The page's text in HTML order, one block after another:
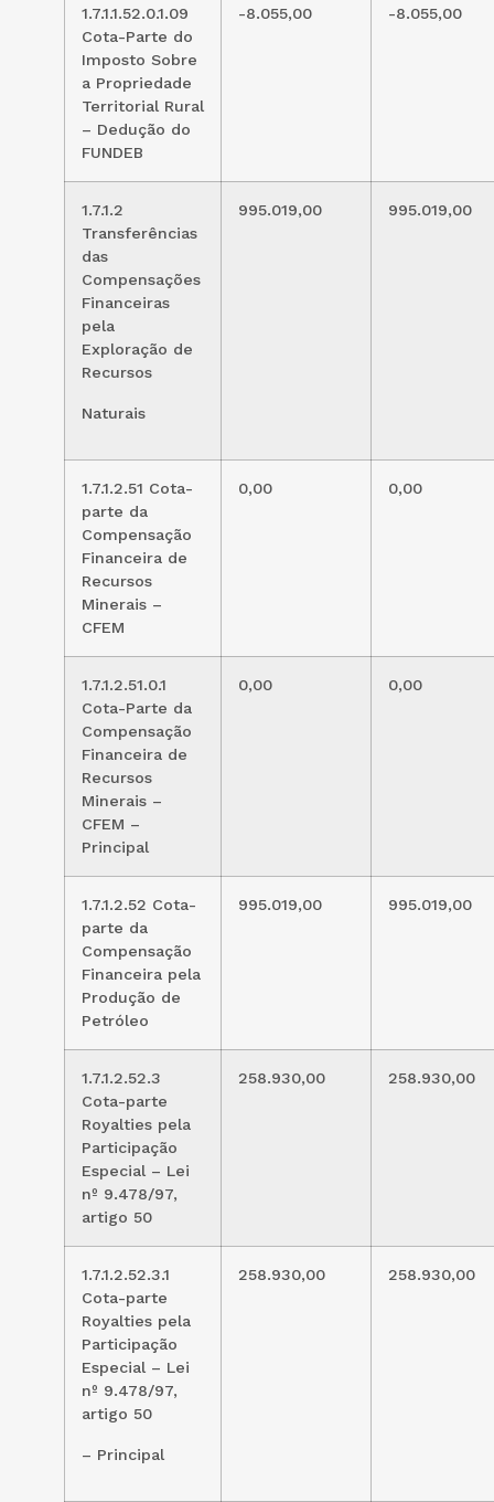
1.7.1.1.52.0.1.09
Cota-Parte do
Imposto Sobre
a Propriedade
Territorial Rural
– Dedução do
FUNDEB
-8.055,00 -8.055,00
1.7.1.2
Transferências
das
Compensações
Financeiras
pela
Exploração de
Recursos
Naturais
995.019,00 995.019,00
1.7.1.2.51 Cota-
parte da
Compensação
Financeira de
Recursos
Minerais –
CFEM
0,00 0,00
1.7.1.2.51.0.1
Cota-Parte da
Compensação
Financeira de
Recursos
Minerais –
CFEM –
Principal
0,00 0,00
1.7.1.2.52 Cota-
parte da
Compensação
Financeira pela
Produção de
Petróleo
995.019,00 995.019,00
1.7.1.2.52.3
Cota-parte
Royalties pela
Participação
Especial – Lei
nº 9.478/97,
artigo 50
258.930,00 258.930,00
1.7.1.2.52.3.1
Cota-parte
Royalties pela
Participação
Especial – Lei
nº 9.478/97,
artigo 50
– Principal
258.930,00 258.930,00